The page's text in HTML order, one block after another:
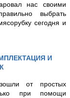
нас своими
выбрать
сегодня и
И
от простых
при помощи